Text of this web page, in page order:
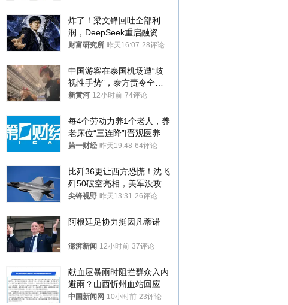
炸了！梁文锋回吐全部利
润，DeepSeek重启融资
财富研究所 昨天16:07 28评论
中国游客在泰国机场遭“歧
视性手势”，泰方责令全面
调查，对责任人采取最严厉
新黄河 12小时前 74评论
每4个劳动力养1个老人，养
老床位“三连降”|晋观医养
第一财经 昨天19:48 64评论
比歼36更让西方恐慌！沈飞
歼50破空亮相，美军没攻克
的技术被拿下
尖锋视野 昨天13:31 26评论
阿根廷足协力挺因凡蒂诺
澎湃新闻 12小时前 37评论
献血屋暴雨时阻拦群众入内
避雨？山西忻州血站回应
中国新闻网 10小时前 23评论